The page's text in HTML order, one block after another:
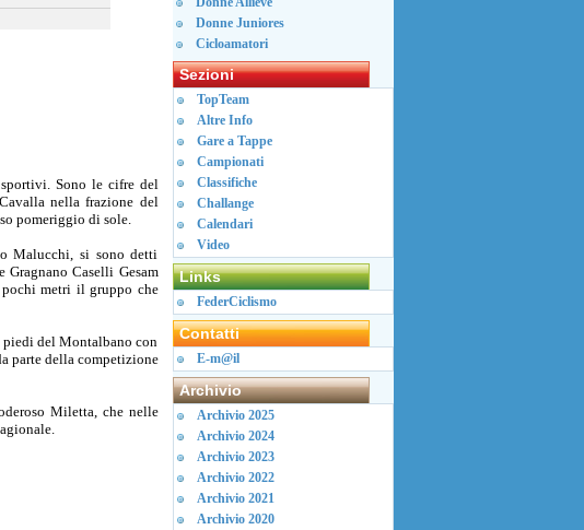
Sono le cifre del
nella frazione del
pomeriggio di sole.
Malucchi, si sono detti
Caselli Gesam
metri il gruppo che
piedi del Montalbano con
parte della competizione
Miletta, che nelle
Donne Juniores
Cicloamatori
Sezioni
TopTeam
Altre Info
Gare a Tappe
Campionati
Classifiche
Challange
Calendari
Video
Links
FederCiclismo
Contatti
E-m@il
Archivio
Archivio 2025
Archivio 2024
Archivio 2023
Archivio 2022
Archivio 2021
Archivio 2020